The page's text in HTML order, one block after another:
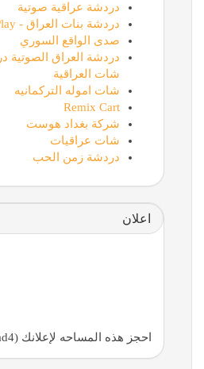
دردشة عراقية صوتية
دردشة بنات العراق - Google Play
صدى الواقع السوري
دردشة العراق الصوتية
شات العراقية
شات اموله التركمانيه
Remix Cart
شركة بغداد هوست
شات عراقيات
دردشة زمن الحب
اعلان
احجز هذه المساحه لإعلانك (ad4)